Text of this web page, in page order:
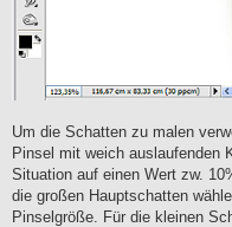
Um die Schatten zu malen
Pinsel mit weich auslaufenden
Situation auf einen Wert zw.
die großen Hauptschatten
Pinselgröße. Für die kleinen